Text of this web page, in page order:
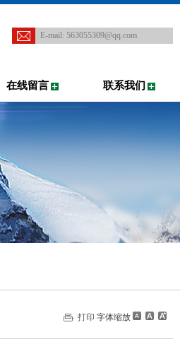
E-mail: 563055309@qq.com
在线留言 联系我们
打印 字体缩放